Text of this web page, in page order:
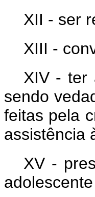
XII - ser
XIII -
XIV - ter
sendo
feitas pela
assistência
XV -